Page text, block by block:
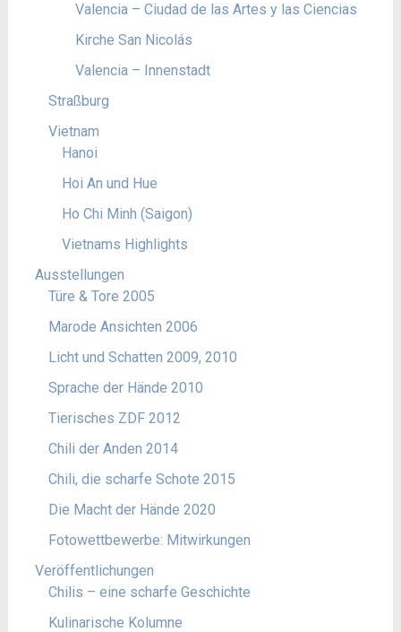
Valencia – Ciudad de las Artes y las Ciencias
Kirche San Nicolás
Valencia – Innenstadt
Straßburg
Vietnam
Hanoi
Hoi An und Hue
Ho Chi Minh (Saigon)
Vietnams Highlights
Ausstellungen
Türe & Tore 2005
Marode Ansichten 2006
Licht und Schatten 2009, 2010
Sprache der Hände 2010
Tierisches ZDF 2012
Chili der Anden 2014
Chili, die scharfe Schote 2015
Die Macht der Hände 2020
Fotowettbewerbe: Mitwirkungen
Veröffentlichungen
Chilis – eine scharfe Geschichte
Kulinarische Kolumne